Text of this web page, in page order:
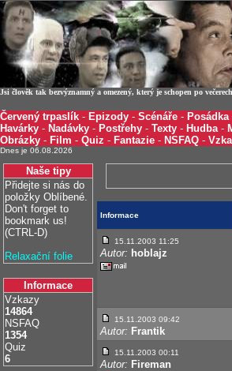
Jsi člověk tak bezvýznamný a omezený, který je schopen po
Červený trpaslík - Epizody - Scénáře - Posádka
Havárky - Nadávky - Postřehy - Texty - Hudba-
Obrázky - Film - Quiz - Fantazie - NSFAQ -
Dnes je 06.08.2026
Naše tipy
Přidejte si nás do
položky Oblíbené.
Don't forget to
bookmark us!
(CTRL-D)
Relaxační folie
Informace
Vzkazy
14864
NSFAQ
1354
Quiz
6
Informace
15.11.2003 11:25
Autor: hoblajz
15.11.2003 09:42
Autor: Frantik
15.11.2003 00:11
Autor: Fireman